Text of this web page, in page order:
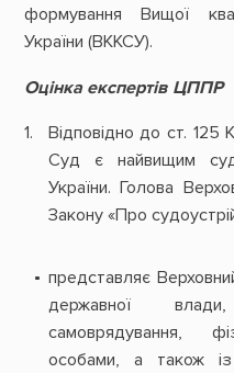
формування Вищої
України (ВККСУ).
Оцінка експертів ЦППР
Відповідно до ст. 125
Суд є найвищим
України. Голова
Закону «Про
представляє
державної
самоврядування,
особами, а також